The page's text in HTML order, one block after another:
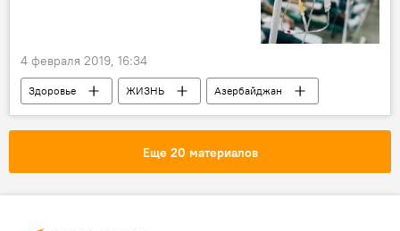
4 февраля 2019, 16:34
Здоровье ЖИЗНЬ
Азербайджан
Новости
Еще 20 материалов